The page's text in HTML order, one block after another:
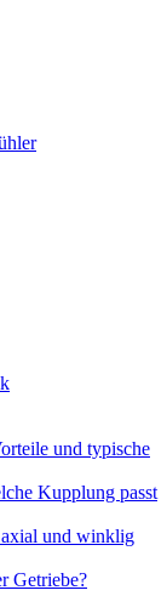
und typische
Kupplung passt
und winklig
Getriebe?